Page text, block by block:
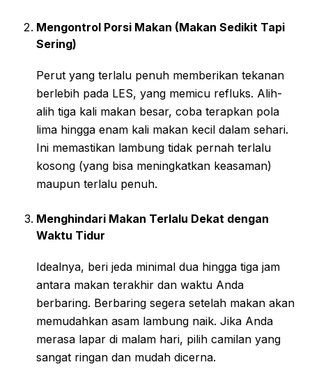
Mengontrol Porsi Makan (Makan Sedikit Tapi
Sering)
Perut yang terlalu penuh memberikan tekanan
berlebih pada LES, yang memicu refluks. Alih-
alih tiga kali makan besar, coba terapkan pola
lima hingga enam kali makan kecil dalam sehari.
Ini memastikan lambung tidak pernah terlalu
kosong (yang bisa meningkatkan keasaman)
maupun terlalu penuh.
Menghindari Makan Terlalu Dekat dengan
Waktu Tidur
Idealnya, beri jeda minimal dua hingga tiga jam
antara makan terakhir dan waktu Anda
berbaring. Berbaring segera setelah makan akan
memudahkan asam lambung naik. Jika Anda
merasa lapar di malam hari, pilih camilan yang
sangat ringan dan mudah dicerna.